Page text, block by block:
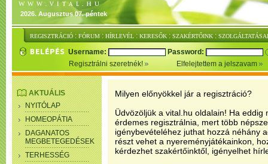
2026. Augusztus 07. péntek
REGISZTRÁCIÓ : FÓRUM : HÍRLEVÉL : KERESŐK : SZAKÉRTŐINK :
Username:
Password:
Regisztrálni szeretnék!
Elfelejtettem a jelszavam
AKTUÁLIS
NYITÓLAP
HOMEOPÁTIA
DAGANATOS
MEGBETEGEDÉSEK
TERHESSÉG
Milyen előnyökkel jár a regisztráció?
Üdvözöljük a vital.hu oldalain! Ha eddig
érdemes regisztrálnia, mert több
igénybevételéhez juthat hozzá néhány
részt vehet a nyereményjátékainkon,
kérdezhet szakértőinktől, igényelhet